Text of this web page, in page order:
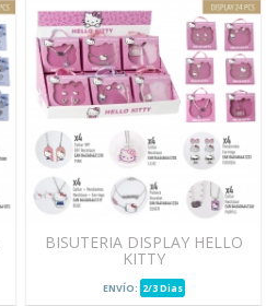
BISUTERIA DISPLAY HELLO
KITTY
ENVÍO: 2/3 Dias